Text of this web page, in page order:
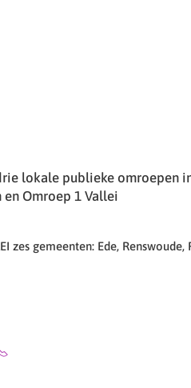
lokale publieke omroepen
en Omroep 1 Vallei
zes gemeenten: Ede,